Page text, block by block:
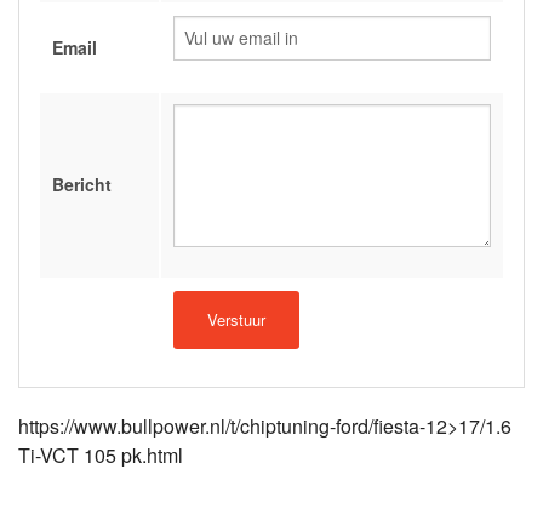
Email
Bericht
https://www.bullpower.nl/t/chiptuning-ford/fiesta-12>17/1.6
Ti-VCT 105 pk.html